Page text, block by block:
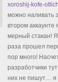
xoroshij-kofe-
можно наливать
втором аккаунте
мерный стакан!
раза прошел
пор много!
разработчики
них не пишут… я